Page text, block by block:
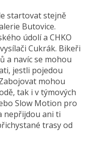
startovat stejně
Butovice.
údolí a CHKO
Cukrák. Bikeři
a navíc se mohou
jestli pojedou
mohou
tak i v týmových
Slow Motion pro
nepřijdou ani ti
trasy od